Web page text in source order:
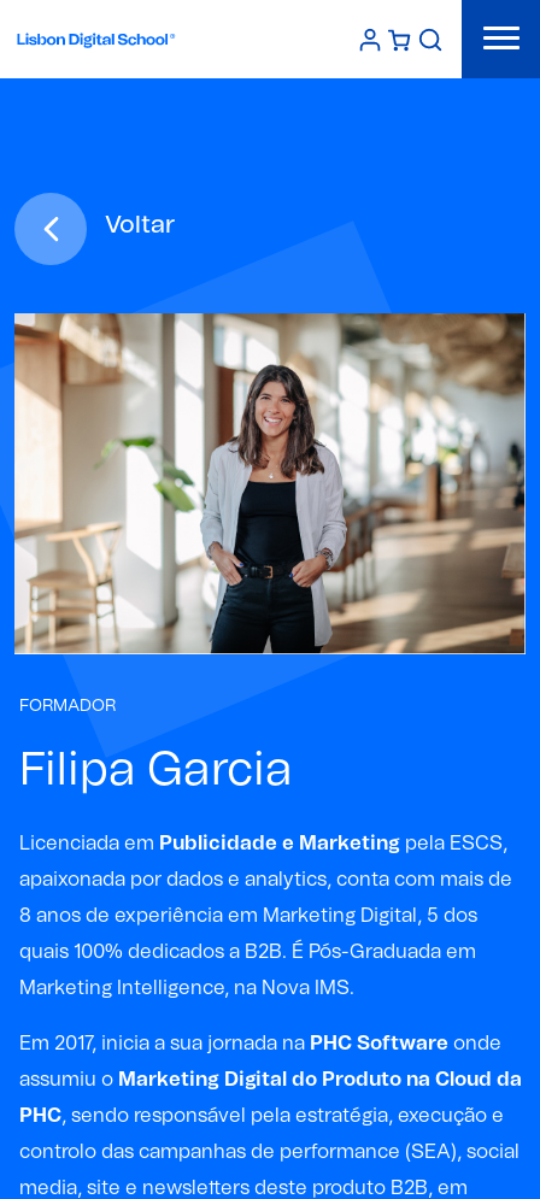
Voltar
FORMADOR
Filipa Garcia
Licenciada em Publicidade e Marketing pela ESCS,
apaixonada por dados e analytics, conta com mais de
8 anos de experiência em Marketing Digital, 5 dos
quais 100% dedicados a B2B. É Pós-Graduada em
Marketing Intelligence, na Nova IMS.
Em 2017, inicia a sua jornada na PHC Software onde
assumiu o Marketing Digital do Produto na Cloud da
PHC, sendo responsável pela estratégia, execução e
controlo das campanhas de performance (SEA), social
media, site e newsletters deste produto B2B, em